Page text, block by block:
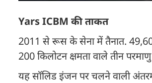
Yars ICBM की ताकत
2011 से रूस के सेना में तैनात.
200 किलोटन क्षमता वाले तीन
यह सॉलिड इंजन पर चलने वाली